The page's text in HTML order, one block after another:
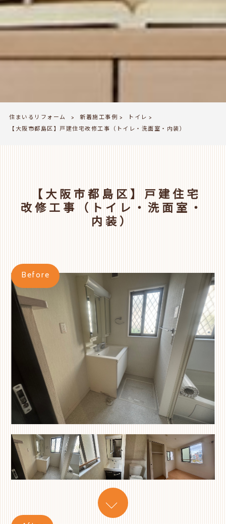
住まいるリフォーム > 新着施工事例 > トイレ >
【大阪市都島区】戸建住宅改修工事（トイレ・洗面室・内装）
【大阪市都島区】戸建住宅
改修工事（トイレ・洗面室・
内装）
Before